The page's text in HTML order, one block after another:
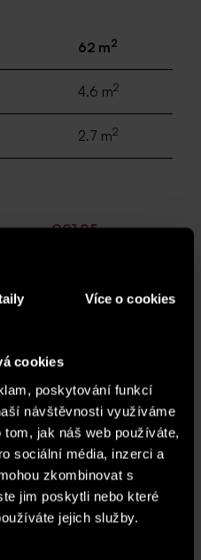
Více o cookies
cookies
poskytování funkcí
návštěvnosti využíváme
jak náš web používáte,
sociální média, inzerci a
zkombinovat s
jim poskytli nebo které
jejich služby.
62 m2
4.6 m2
2.7 m2
G01.05
stání.